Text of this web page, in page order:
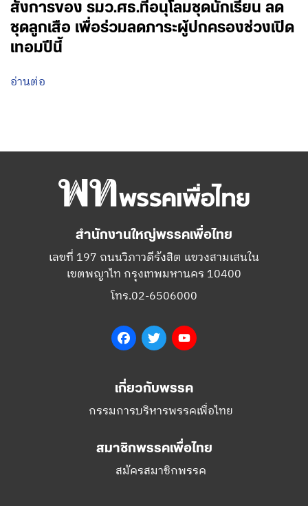
สั่งการของ รมว.ศธ.ที่อนุโลมชุดนักเรียน ลด
ชุดลูกเสือ เพื่อร่วมลดภาระผู้ปกครองช่วงเปิด
เทอมปีนี้
อ่านต่อ
สำนักงานใหญ่พรรคเพื่อไทย
เลขที่ 197 ถนนวิภาวดีรังสิต แขวงสามเสนใน
เขตพญาไท กรุงเทพมหานคร 10400
โทร.02-6506000
FacebookTwitter
เกี่ยวกับพรรค
กรรมการบริหารพรรคเพื่อไทย
สมาชิกพรรคเพื่อไทย
สมัครสมาชิกพรรค